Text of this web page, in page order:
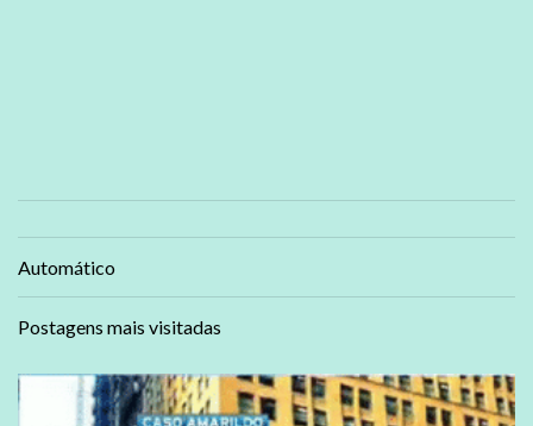
Automático
Postagens mais visitadas